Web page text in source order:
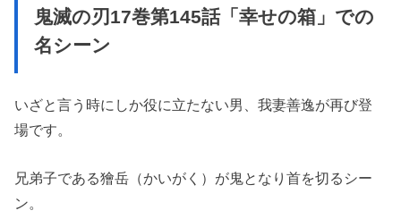
鬼滅の刃17巻第145話「幸せの箱」での
名シーン
いざと言う時にしか役に立たない男、我妻善逸が再び登
場です。
兄弟子である獪岳（かいがく）が鬼となり首を切るシー
ン。